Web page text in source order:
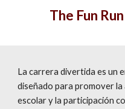
The Fun
La carrera divertida es un
diseñado para promover
escolar y la participación